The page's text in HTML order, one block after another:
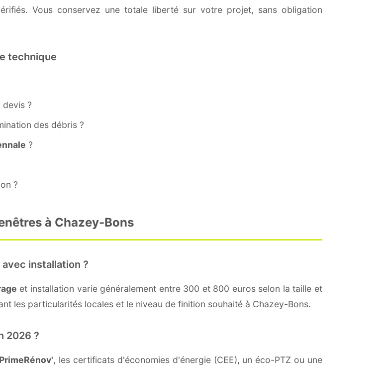
Vous conservez une totale liberté sur votre projet, sans obligation
technique
?
des débris ?
?
?
à Chazey-Bons
installation ?
et installation varie généralement entre 300 et 800 euros selon la taille et
les particularités locales et le niveau de finition souhaité à Chazey-Bons.
2026 ?
, les certificats d'économies d'énergie (CEE), un éco-PTZ ou une